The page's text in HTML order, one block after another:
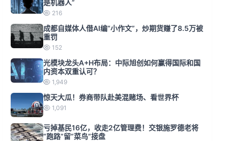
是机器人”
216
成都自媒体人借AI编“小作文”，炒期货赚了8.5万被
重罚
152
光模块龙头A+H布局：中际旭创如何赢得国际和国
内资本双重认可？
1,949
惊天大瓜！券商带队赴美混赌场、看世界杯
1,091
亏掉基民16亿，收走2亿管理费！交银施罗德老将
“跑路”留“菜鸟”接盘